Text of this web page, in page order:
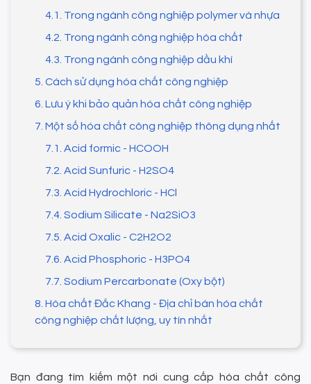
4.1. Trong ngành công nghiệp polymer và nhựa
4.2. Trong ngành công nghiệp hóa chất
4.3. Trong ngành công nghiệp dầu khí
5. Cách sử dụng hóa chất công nghiệp
6. Lưu ý khi bảo quản hóa chất công nghiệp
7. Một số hóa chất công nghiệp thông dụng nhất
7.1. Acid formic - HCOOH
7.2. Acid Sunfuric - H2SO4
7.3. Acid Hydrochloric - HCl
7.4. Sodium Silicate - Na2SiO3
7.5. Acid Oxalic - C2H2O2
7.6. Acid Phosphoric - H3PO4
7.7. Sodium Percarbonate (Oxy bột)
8. Hóa chất Đắc Khang - Địa chỉ bán hóa chất
công nghiệp chất lượng, uy tín nhất
Bạn đang tìm kiếm một nơi cung cấp hóa chất công